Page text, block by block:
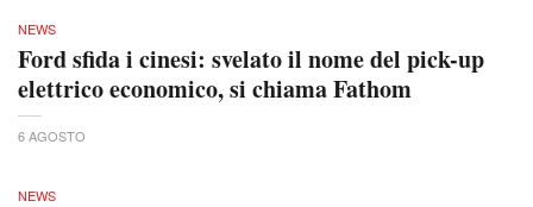
NEWS
Ford sfida i cinesi: svelato il nome del pick-up
elettrico economico, si chiama Fathom
6 AGOSTO
NEWS